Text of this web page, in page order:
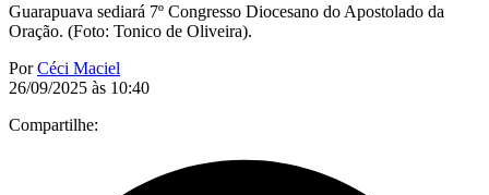
Guarapuava sediará 7º Congresso Diocesano do Apostolado da
Oração. (Foto: Tonico de Oliveira).
PorCéci Maciel
26/09/2025 às 10:40
Compartilhe: